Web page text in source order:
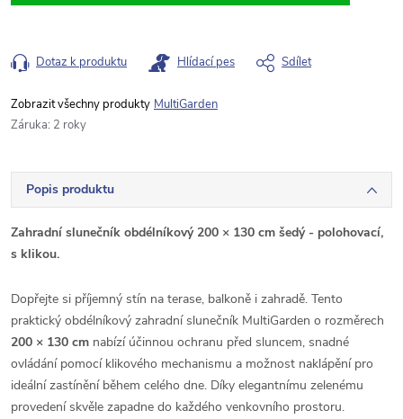
Dotaz k produktu Hlídací pes Sdílet
MultiGarden
Záruka: 2 roky
Popis produktu
Zahradní slunečník obdélníkový 200 × 130 cm šedý - polohovací,
s klikou.
Dopřejte si příjemný stín na terase, balkoně i zahradě. Tento
praktický obdélníkový zahradní slunečník MultiGarden o rozměrech
200 × 130 cm nabízí účinnou ochranu před sluncem, snadné
ovládání pomocí klikového mechanismu a možnost naklápění pro
ideální zastínění během celého dne. Díky elegantnímu zelenému
provedení skvěle zapadne do každého venkovního prostoru.